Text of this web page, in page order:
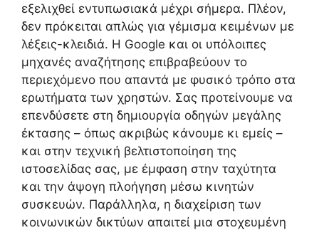
εξελιχθεί εντυπωσιακά μέχρι σήμερα. Πλέον,
δεν πρόκειται απλώς για γέμισμα κειμένων με
λέξεις-κλειδιά. Η Google και οι υπόλοιπες
μηχανές αναζήτησης επιβραβεύουν το
περιεχόμενο που απαντά με φυσικό τρόπο στα
ερωτήματα των χρηστών. Σας προτείνουμε να
επενδύσετε στη δημιουργία οδηγών μεγάλης
έκτασης – όπως ακριβώς κάνουμε κι εμείς –
και στην τεχνική βελτιστοποίηση της
ιστοσελίδας σας, με έμφαση στην ταχύτητα
και την άψογη πλοήγηση μέσω κινητών
συσκευών. Παράλληλα, η διαχείριση των
κοινωνικών δικτύων απαιτεί μια στοχευμένη